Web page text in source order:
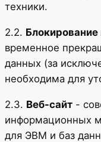
техники.
2.2.
временное
данных (за
необходима для
2.3. Веб-сайт -
информационных
для ЭВМ и баз